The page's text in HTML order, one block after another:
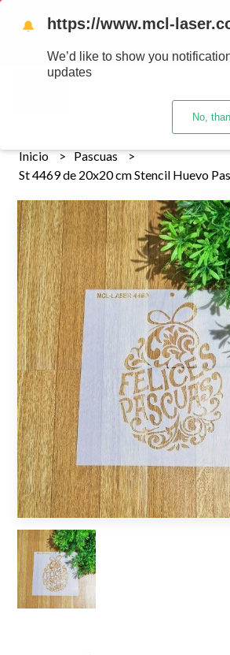
Tenemos envios a todo el pais!........ Los
realizan 48 hs habiles porteriores al
MAYOR se envian 7 dias posteriores
Inicio
Pascuas
St 4469 de 20x20 cm Stencil Huevo
🔔 https://www.mcl-
We’d like to show you
updates
No,